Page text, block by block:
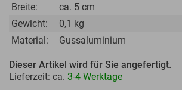
Breite:
ca. 5 cm
Gewicht:
0,1 kg
Material:
Gussaluminium
Dieser Artikel wird für Sie angefertigt.
Lieferzeit: ca. 3-4 Werktage